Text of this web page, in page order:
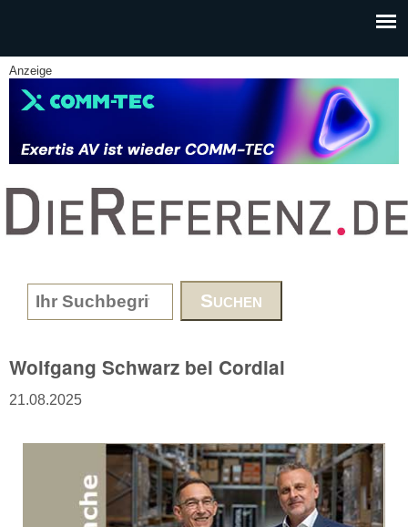
Anzeige
www.DieReferenz.de
Search form
Wolfgang Schwarz bei Cordial
21.08.2025